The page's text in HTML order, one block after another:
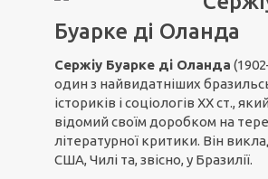
Буарке ді Оланда
Сержіу Буарке ді Оланда
один з найвидатніших
істориків і соціологів ХХ ст.,
відомий своїм доробком на
літературної критики. Він
США, Чилі та, звісно, у Бразилії.